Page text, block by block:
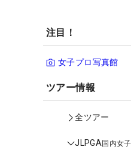
注目！
女子プロ写真館
ツアー情報
全ツアー
JLPGA国内女子